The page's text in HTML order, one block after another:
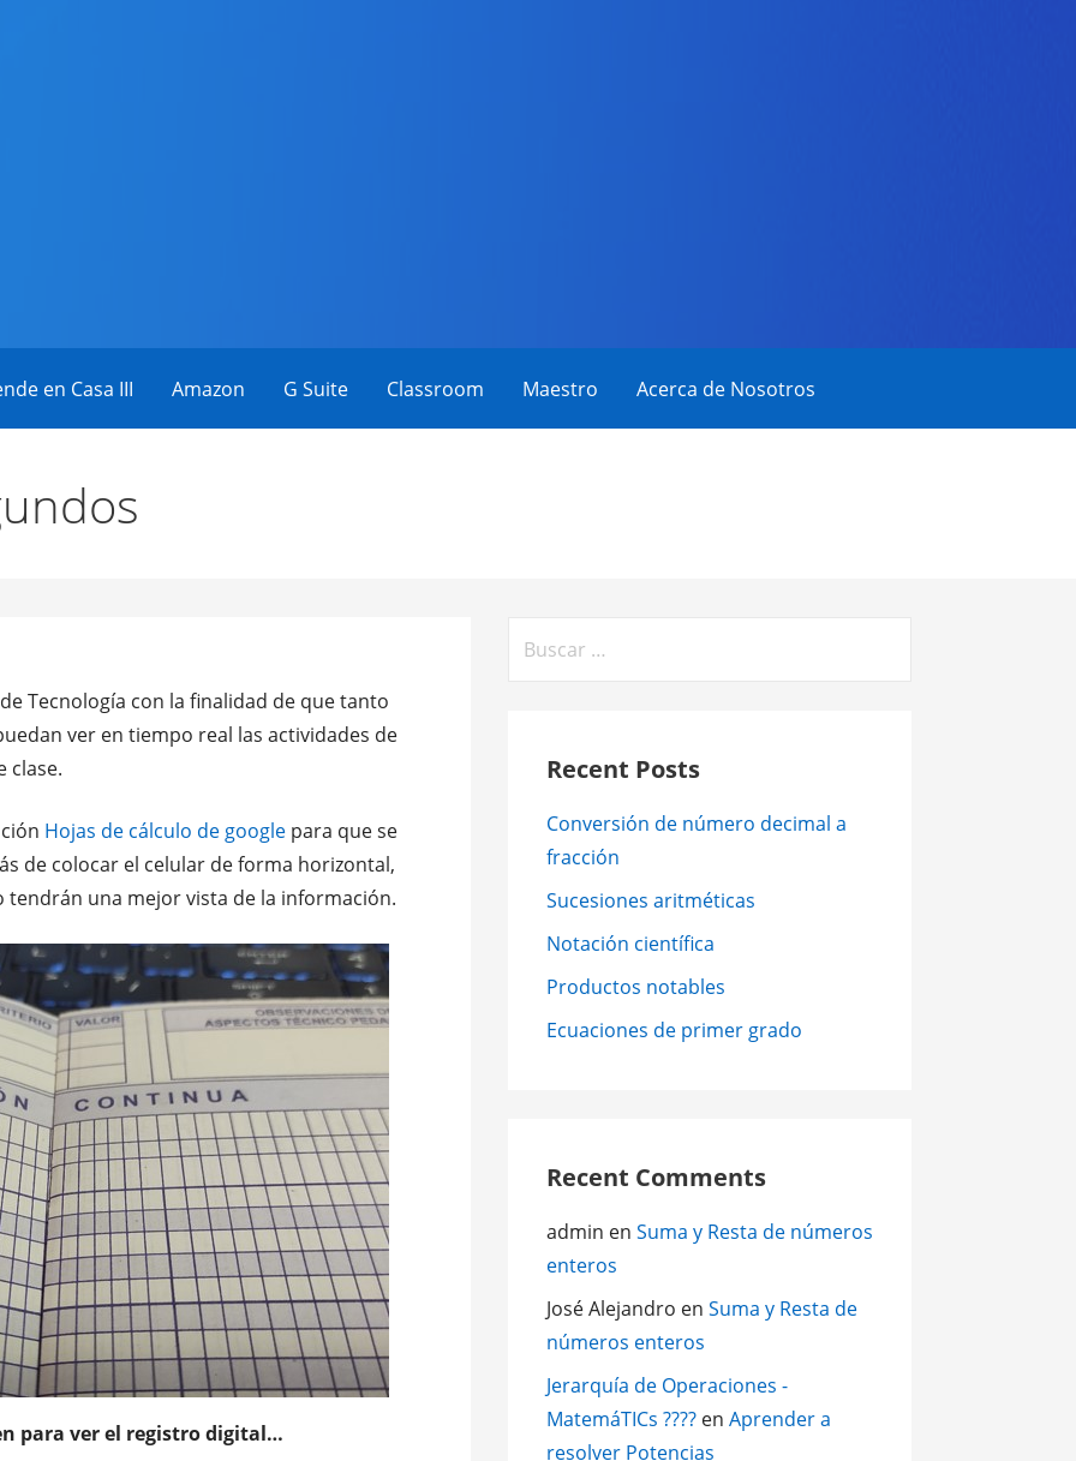
en Casa III Amazon G Suite Classroom Maestro Acerca de Nosotros
Tecnología con la finalidad de que tanto
ver en tiempo real las actividades de
clase.
Hojas de cálculo de google para que se
de colocar el celular de forma horizontal,
una mejor vista de la información.
para ver el registro digital…
Recent Posts
Conversión de número decimal a
fracción
Sucesiones aritméticas
Notación científica
Productos notables
Ecuaciones de primer grado
Recent Comments
admin en Suma y Resta de números
enteros
José Alejandro en Suma y Resta de
números enteros
Jerarquía de Operaciones -
MatemáTICs ????en Aprender a
resolver Potencias